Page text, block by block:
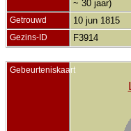
~ 30 jaar)
Getrouwd 10 jun 1815
Gezins-ID F3914
Gebeurteniskaart